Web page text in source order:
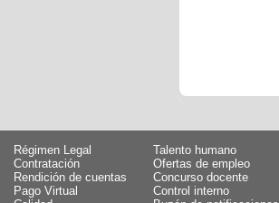
Régimen Legal
Talento humano
Contratación
Ofertas de empleo
Rendición de cuentas
Concurso docente
Pago Virtual
Control interno